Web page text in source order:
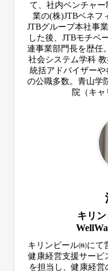
て、社内ベンチャ
業の(株)JTBベネフ
JTBグループ本社事
した後、JTBモチベ
連事業部門長を歴任
社会システム学科
統括アドバイザーや
の公職多数。青山学
院（キャ
キリ
キリンビール㈱にて
健康経営支援サービ
を担当し、健康経営